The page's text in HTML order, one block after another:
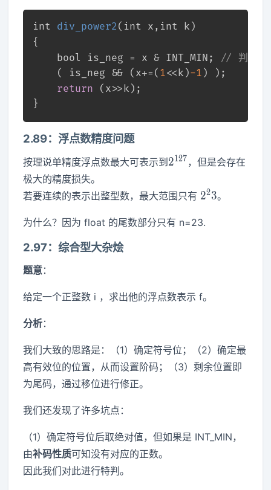
int div_power2 ( int x, int k)
bool
is_neg = x & INT_MIN; // 判负
	( is_neg && (x+=(
1<<k)-1 ) );
return (x>>k);
}
2.89：浮点数精度问题
按理说单精度浮点数最大可表示到2^{127}
2127，但是会存在
极大的精度损失。
若要连续的表示出整型数，最大范围只有 2^23
223。
为什么？因为 float 的尾数部分只有 n=23.
2.97：综合型大杂烩
题意：
给定一个正整数 i ，求出他的浮点数表示 f。
分析：
我们大致的思路是：（1）确定符号位；（2）确定最
高有效位的位置，从而设置阶码；（3）剩余位置即
为尾码，通过移位进行修正。
我们还发现了许多坑点：
（1）确定符号位后取绝对值，但如果是 INT_MIN，
由补码性质可知没有对应的正数。
因此我们对此进行特判。